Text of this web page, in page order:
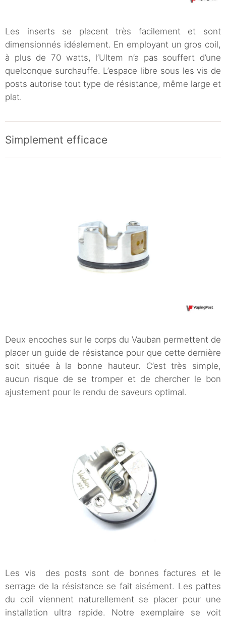
Les inserts se placent très facilement et sont
dimensionnés idéalement. En employant un gros coil,
à plus de 70 watts, l’Ultem n’a pas souffert d’une
quelconque surchauffe. L’espace libre sous les vis de
posts autorise tout type de résistance, même large et
plat.
Simplement efficace
Deux encoches sur le corps du Vauban permettent de
placer un guide de résistance pour que cette dernière
soit située à la bonne hauteur. C’est très simple,
aucun risque de se tromper et de chercher le bon
ajustement pour le rendu de saveurs optimal.
Les vis des posts sont de bonnes factures et le
serrage de la résistance se fait aisément. Les pattes
du coil viennent naturellement se placer pour une
installation ultra rapide. Notre exemplaire se voit